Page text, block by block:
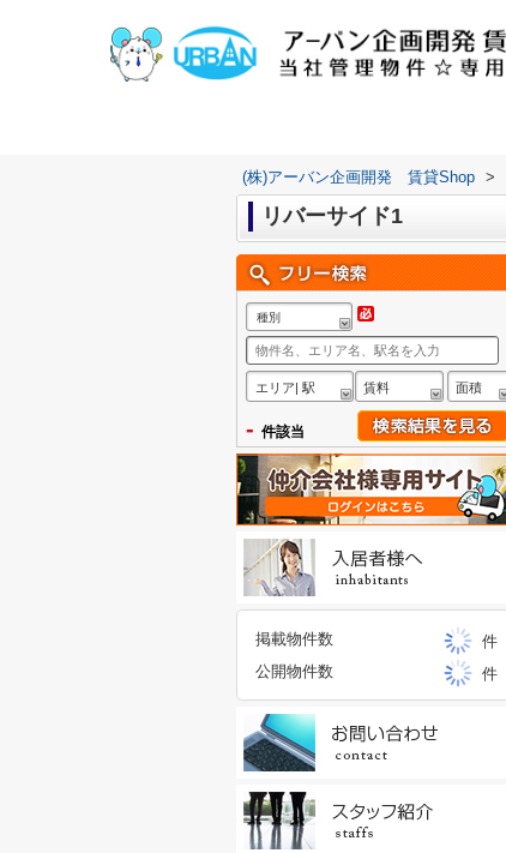
(株)アーバン企画開発 賃貸Shop >
リバーサイド1
種別
エリア| 駅 賃料 面積
- 件該当
掲載物件数
件
公開物件数
件